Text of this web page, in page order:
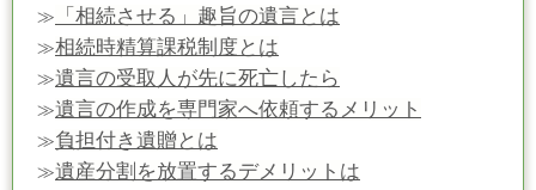
≫ 「相続させる」趣旨の遺言とは
≫相続時精算課税制度とは
≫遺言の受取人が先に死亡したら
≫遺言の作成を専門家へ依頼するメリット
≫負担付き遺贈とは
≫遺産分割を放置するデメリットは